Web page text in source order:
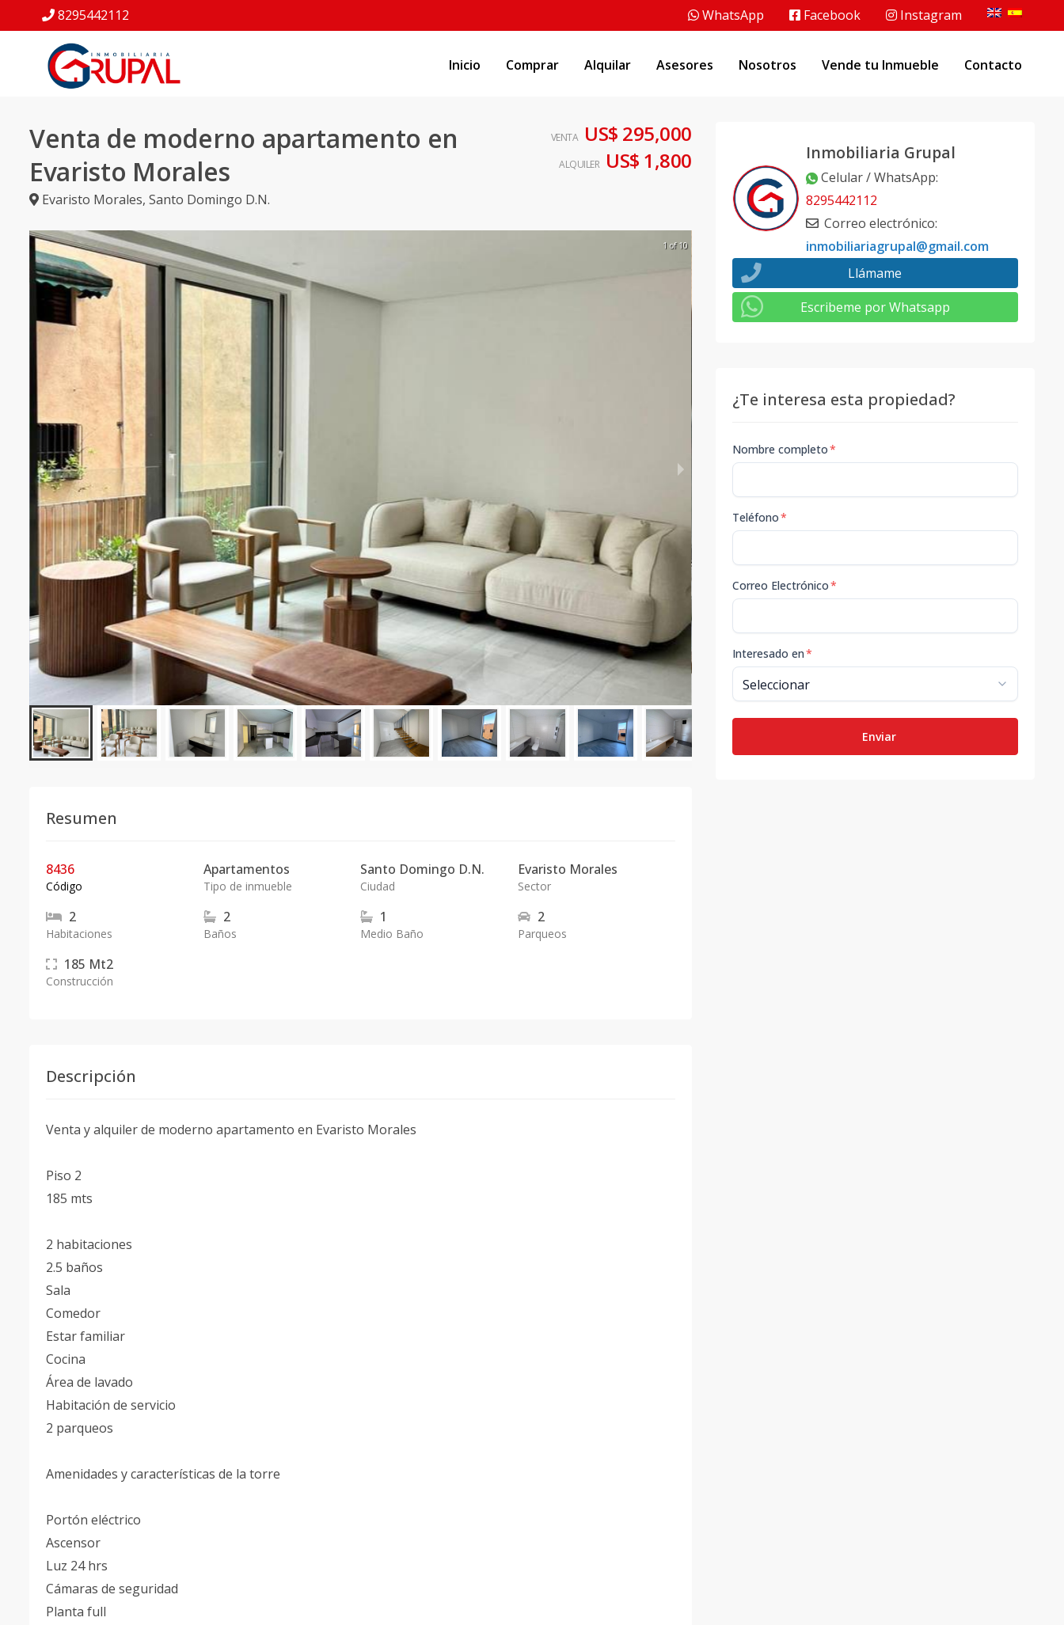
8295442112 WhatsApp Facebook Instagram
Inicio Comprar Alquilar Asesores Nosotros Vende tu Inmueble Contacto
Venta de moderno apartamento en
Evaristo Morales
Evaristo Morales, Santo Domingo D.N.
VENTA US$ 295,000
ALQUILER US$ 1,800
1 of 10
Resumen
8436
Código
Apartamentos
Tipo de inmueble
Santo Domingo D.N.
Ciudad
Evaristo Morales
Sector
2
Habitaciones
2
Baños
1
Medio Baño
2
Parqueos
185 Mt2
Construcción
Descripción
Venta y alquiler de moderno apartamento en Evaristo Morales
Piso 2
185 mts
2 habitaciones
2.5 baños
Sala
Comedor
Estar familiar
Cocina
Área de lavado
Habitación de servicio
2 parqueos
Amenidades y características de la torre
Portón eléctrico
Ascensor
Luz 24 hrs
Cámaras de seguridad
Planta full
Inmobiliaria Grupal
Celular / WhatsApp:
8295442112
Correo electrónico:
inmobiliariagrupal@gmail.com
Llámame
Escribeme por Whatsapp
¿Te interesa esta propiedad?
Nombre completo*
Teléfono*
Correo Electrónico*
Interesado en*
Enviar